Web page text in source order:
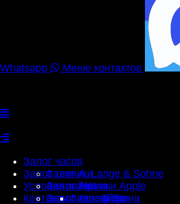
Whatsapp Меню контактов
Залог часов
Залог A. Lange & Sohne
Залог Alpina
Залог Arnold Son
Залог техники
Залог техники Apple
Залог айфона
Залог телефона
Условия займа
Контакты